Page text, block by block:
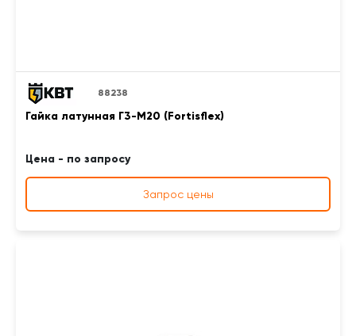
88238
Гайка латунная Г3-М20 (Fortisflex)
Цена - по запросу
Запрос цены